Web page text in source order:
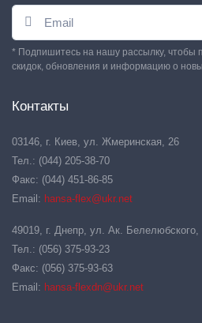
* Подпишитесь на нашу рассылку, чтобы
скидок, обновления и информацию о
Контакты
03146, г. Киев, ул. Жмеринская, 26
Тел.: (044) 205-38-70
Факс: (044) 451-86-85
Email: hansa-flex@ukr.net
49019, г. Днепр, ул. Ак. Белелюбского,
Тел.: (056) 375-93-23
Факс: (056) 375-93-63
Email: hansa-flexdn@ukr.net